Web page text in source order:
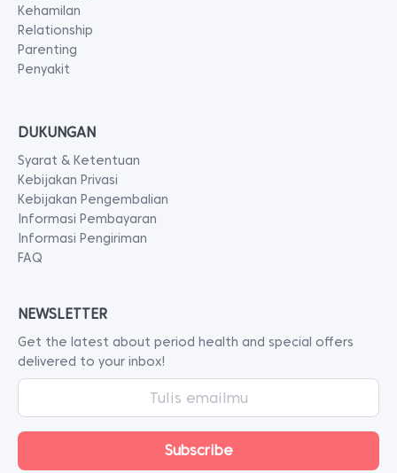
Kehamilan
Relationship
Parenting
Penyakit
DUKUNGAN
Syarat & Ketentuan
Kebijakan Privasi
Kebijakan Pengembalian
Informasi Pembayaran
Informasi Pengiriman
FAQ
NEWSLETTER
Get the latest about period health and special offers
delivered to your inbox!